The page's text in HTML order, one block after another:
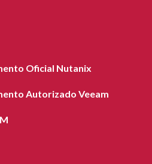
Oficial Nutanix
Autorizado Veeam